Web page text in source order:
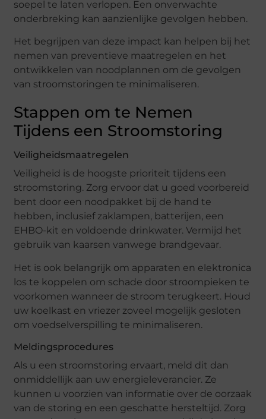
soepel te laten verlopen. Een onverwachte
onderbreking kan aanzienlijke gevolgen hebben.
Het begrijpen van deze impact kan helpen bij het
nemen van preventieve maatregelen en het
ontwikkelen van noodplannen om de gevolgen
van stroomstoringen te minimaliseren.
Stappen om te Nemen
Tijdens een Stroomstoring
Veiligheidsmaatregelen
Veiligheid is de hoogste prioriteit tijdens een
stroomstoring. Zorg ervoor dat u goed voorbereid
bent door een noodpakket bij de hand te
hebben, inclusief zaklampen, batterijen, een
EHBO-kit en voldoende drinkwater. Vermijd het
gebruik van kaarsen vanwege brandgevaar.
Het is ook belangrijk om apparaten en elektronica
los te koppelen om schade door stroompieken te
voorkomen wanneer de stroom terugkeert. Houd
uw koelkast en vriezer zoveel mogelijk gesloten
om voedselverspilling te minimaliseren.
Meldingsprocedures
Als u een stroomstoring ervaart, meld dit dan
onmiddellijk aan uw energieleverancier. Ze
kunnen u voorzien van informatie over de oorzaak
van de storing en een geschatte hersteltijd. Zorg